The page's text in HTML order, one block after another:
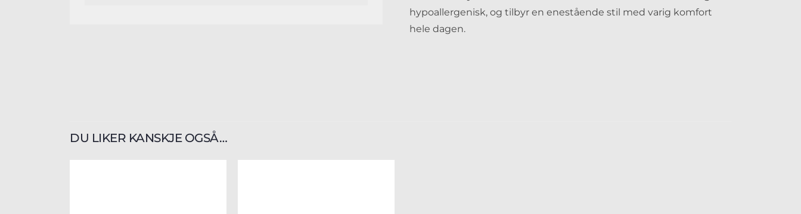
hypoallergenisk, og tilbyr en enestående stil med varig komfort
hele dagen.
DU LIKER KANSKJE OGSÅ…